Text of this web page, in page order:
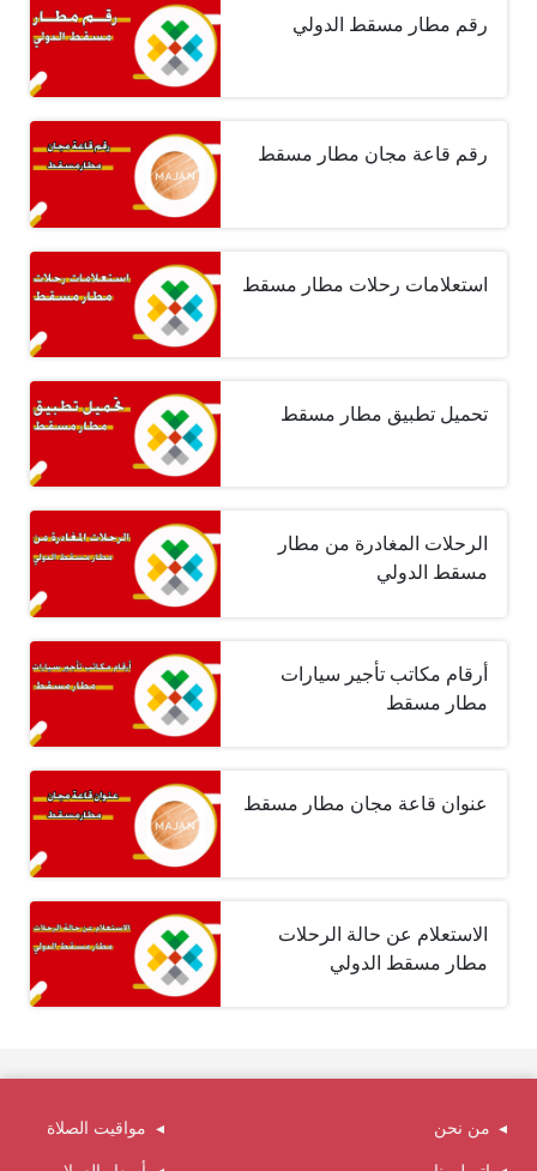
رقم مطار مسقط الدولي
رقم قاعة مجان مطار مسقط
استعلامات رحلات مطار مسقط
تحميل تطبيق مطار مسقط
الرحلات المغادرة من مطار
مسقط الدولي
أرقام مكاتب تأجير سيارات
مطار مسقط
عنوان قاعة مجان مطار مسقط
الاستعلام عن حالة الرحلات
مطار مسقط الدولي
من نحن مواقيت الصلاة